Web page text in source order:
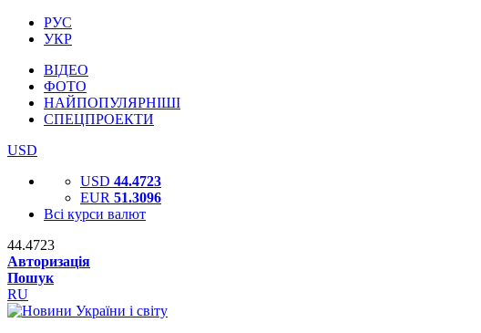
РУС
УКР
ВІДЕО
ФОТО
НАЙПОПУЛЯРНІШІ
СПЕЦПРОЕКТИ
USD
USD 44.4723
EUR 51.3096
Всі курси валют
44.4723
Авторизація
Пошук
RU